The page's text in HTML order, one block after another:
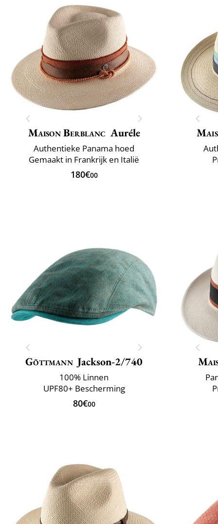
Maison Berblanc Auréle
Authentieke Panama hoed
Gemaakt in Frankrijk en Italië
180€00
Göttmann Jackson-2/740
100% Linnen
UPF80+ Bescherming
80€00